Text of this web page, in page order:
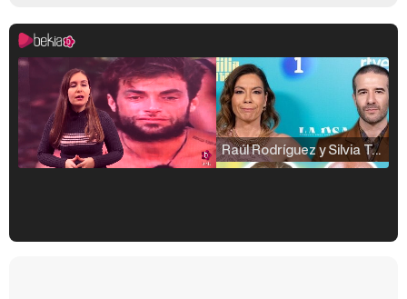
Raúl Rodríguez y Silvia Taulés nos cuentan su papel en 'La familia de la tele'